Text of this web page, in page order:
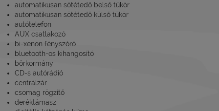
automatikusan sötétedő belső tükör
automatikusan sötétedő külső tükör
autótelefon
AUX csatlakozó
bi-xenon fényszóró
bluetooth-os kihangosító
bőrkormány
CD-s autórádió
centrálzár
csomag rögzítő
deréktámasz